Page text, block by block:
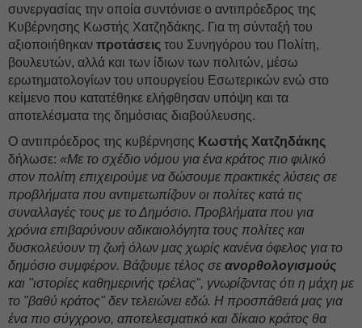
συνεργασίας την οποία συντόνισε ο αντιπρόεδρος της
Κυβέρνησης Κωστής Χατζηδάκης. Για τη σύνταξή του
αξιοποιήθηκαν προτάσεις του Συνηγόρου του Πολίτη,
βουλευτών, αλλά και των ίδιων των πολιτών, μέσω
ερωτηματολογίων του υπουργείου Εσωτερικών ενώ στο
κείμενο που κατατέθηκε ελήφθησαν υπόψη και τα
αποτελέσματα της δημόσιας διαβούλευσης.
Ο αντιπρόεδρος της κυβέρνησης Κωστής Χατζηδάκης
δήλωσε: «Με το σχέδιο νόμου για ένα κράτος πιο φιλικό
στον πολίτη επιχειρούμε να δώσουμε πρακτικές λύσεις σε
προβλήματα που αντιμετωπίζουν οι πολίτες κατά τις
συναλλαγές τους με το Δημόσιο. Προβλήματα που για
χρόνια επιβαρύνουν αδικαιολόγητα τους πολίτες και
δυσκολεύουν τη ζωή όλων μας χωρίς κανένα όφελος για το
δημόσιο συμφέρον. Βάζουμε τέλος σε ανορθολογισμούς
και "ιστορίες καθημερινής τρέλας", γνωρίζοντας ότι η μάχη με
το "βαθύ κράτος" δεν τελειώνει εδώ. Η προσπάθειά μας για
ένα πιο σύγχρονο, αποτελεσματικό και δίκαιο κράτος θα